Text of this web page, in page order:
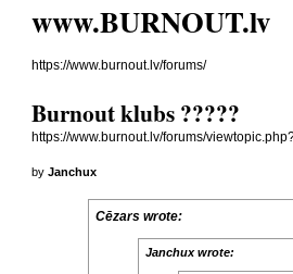
www.BURNOUT.lv
https://www.burnout.lv/forums/
Burnout klubs ?????
https://www.burnout.lv/forums/
byJanchux
Cēzars wrote:
Janchux wrote: